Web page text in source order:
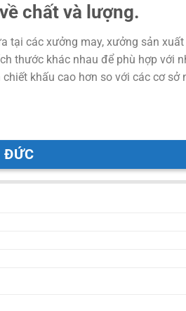
chất và lượng.
tại các xưởng may, xưởng sản
thước khác nhau để phù hợp với
khấu cao hơn so với các cơ sở
ĐỨC